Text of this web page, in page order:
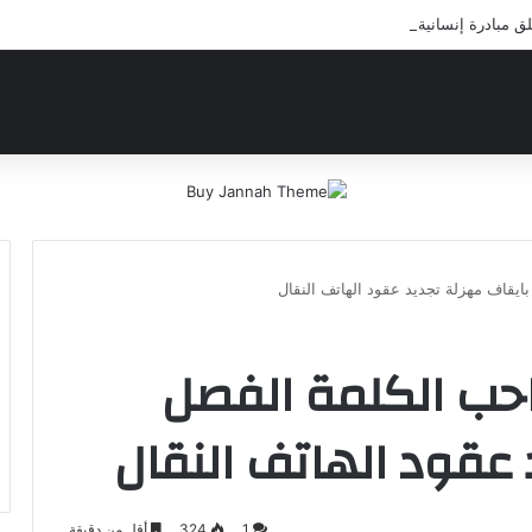
إنسانية لعلاج أيتام مدرسة كافل اليتيم
مهزلة تجديد عقود الهاتف النقال
الكلمة الفصل
الهاتف النقال